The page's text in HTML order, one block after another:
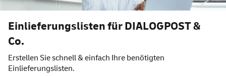
Einlieferungslisten für DIALOGPOST &
Co.
Erstellen Sie schnell & einfach Ihre benötigten
Einlieferungslisten.